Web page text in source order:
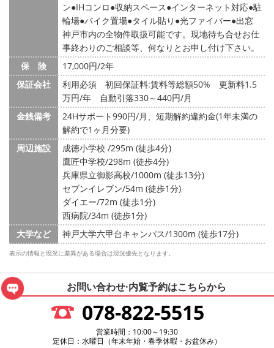
ン IHコンロ 収納スペース インターネット対応 駐
輪場 バイク置場 タイル貼り 光ファイバー 出窓
神戸市内の全物件取扱可能です。現地待ち合せお仕
事終わりのご相談等、何なりとお申し付け下さい。
保 険
17,000円/2年
保証会社
利用必須 初回保証料:賃料等総額50% 更新料1.5
万円/年 自動引落330～440円/月
金銭備考
24Hサポート990円/月、短期解約違約金(1年未満の
解約で1ヶ月分要)
周辺施設
成徳小学校 /295m (徒歩4分)
鷹匠中学校/298m (徒歩4分)
兵庫県立御影高校/1000m (徒歩13分)
セブンイレブン/54m (徒歩1分)
ダイエー/72m (徒歩1分)
西病院/34m (徒歩1分)
大学など
神戸大学六甲台キャンパス/1300m (徒歩17分)
表示の情報と現況に差異がある場合は現況優先となります。
お問い合わせ·内覧予約はこちらから
078-822-5515
営業時間：10:00～19:30
定休日：水曜日（年末年始・春季休暇・お盆休み）